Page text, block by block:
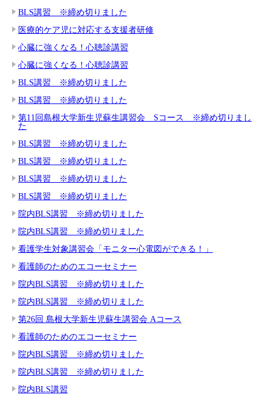
BLS講習 ※締め切りました
医療的ケア児に対応する支援者研修
心臓に強くなる！心聴診講習
心臓に強くなる！心聴診講習
BLS講習 ※締め切りました
BLS講習 ※締め切りました
第11回島根大学新生児蘇生講習会 Sコース ※締め切りまし
た
BLS講習 ※締め切りました
BLS講習 ※締め切りました
BLS講習 ※締め切りました
BLS講習 ※締め切りました
院内BLS講習 ※締め切りました
院内BLS講習 ※締め切りました
看護学生対象講習会「モニター心電図ができる！」
看護師のためのエコーセミナー
院内BLS講習 ※締め切りました
院内BLS講習 ※締め切りました
第26回 島根大学新生児蘇生講習会 Aコース
看護師のためのエコーセミナー
院内BLS講習 ※締め切りました
院内BLS講習 ※締め切りました
院内BLS講習